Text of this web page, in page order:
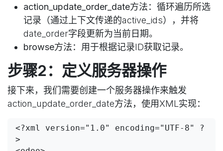
action_update_order_date方法：循环遍历所选
记录（通过上下文传递的active_ids），并将
date_order字段更新为当前日期。
browse方法：用于根据记录ID获取记录。
步骤2：定义服务器操作
接下来，我们需要创建一个服务器操作来触发
action_update_order_date方法，使用XML实现：
<?xml version="1.0" encoding="UTF-8" ?
>